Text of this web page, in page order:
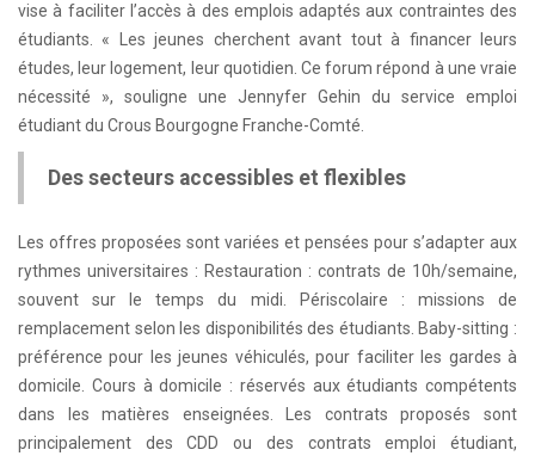
vise à faciliter l’accès à des emplois adaptés aux contraintes des
étudiants. « Les jeunes cherchent avant tout à financer leurs
études, leur logement, leur quotidien. Ce forum répond à une vraie
nécessité », souligne une Jennyfer Gehin du service emploi
étudiant du Crous Bourgogne Franche-Comté.
Des secteurs accessibles et flexibles
Les offres proposées sont variées et pensées pour s’adapter aux
rythmes universitaires : Restauration : contrats de 10h/semaine,
souvent sur le temps du midi. Périscolaire : missions de
remplacement selon les disponibilités des étudiants. Baby-sitting :
préférence pour les jeunes véhiculés, pour faciliter les gardes à
domicile. Cours à domicile : réservés aux étudiants compétents
dans les matières enseignées. Les contrats proposés sont
principalement des CDD ou des contrats emploi étudiant,